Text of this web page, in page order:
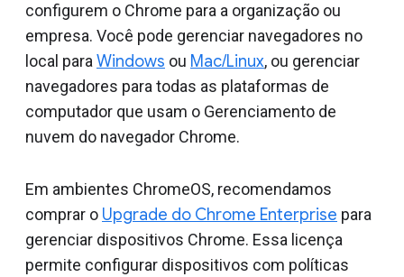
configurem o Chrome para a organização ou
empresa. Você pode gerenciar navegadores no
local para Windows ou Mac/Linux, ou gerenciar
navegadores para todas as plataformas de
computador que usam o Gerenciamento de
nuvem do navegador Chrome.
Em ambientes ChromeOS, recomendamos
comprar o Upgrade do Chrome Enterprise para
gerenciar dispositivos Chrome. Essa licença
permite configurar dispositivos com políticas